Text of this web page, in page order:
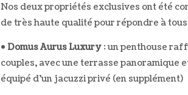
Nos deux propriétés exclusives ont été
de très haute qualité pour répondre à tous
• Domus Aurus Luxury : un penthouse
couples, avec une terrasse panoramique
équipé d’un jacuzzi privé (en supplément)